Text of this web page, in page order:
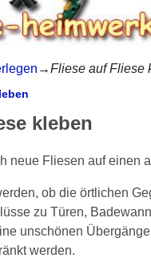
→Fliese auf Fliese
kleben
neue Fliesen auf einen
ob die örtlichen
zu Türen,
unschönen
werden.